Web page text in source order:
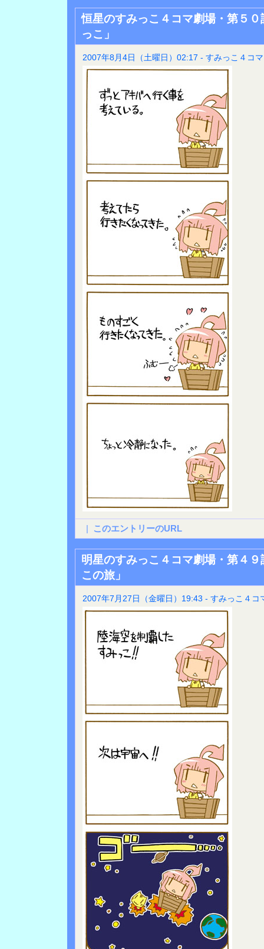
恒星のすみっこ４コマ劇場・第５
っこ」
2007年8月4日（土曜日）02:17 - すみっこ４コマ
| このエントリーのURL
明星のすみっこ４コマ劇場・第４
この旅」
2007年7月27日（金曜日）19:43 - すみっこ４コ